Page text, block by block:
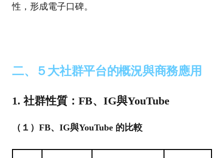
性，形成電子口碑。
二、５大社群平台的概況與商務應用
1. 社群性質：FB、IG與YouTube
（１）FB、IG與YouTube 的比較